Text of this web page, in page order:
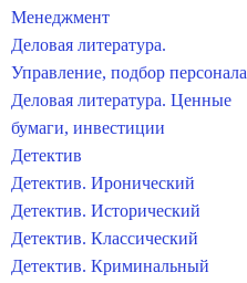
Менеджмент
Деловая литература.
Управление, подбор персонала
Деловая литература. Ценные
бумаги, инвестиции
Детектив
Детектив. Иронический
Детектив. Исторический
Детектив. Классический
Детектив. Криминальный